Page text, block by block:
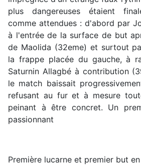
plus dangereuses étaient
comme attendues : d'abord par
à l'entrée de la surface de but
de Maolida (32eme) et surtout
la frappe placée du gauche, à
Saturnin Allagbé à contribution
le match baissait
refusant au fur et à mesure
peinant à être concret. Un
passionnant
Première lucarne et premier but